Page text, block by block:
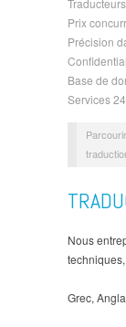
Prix
Précision
Base de
Services
Nous
Grec,